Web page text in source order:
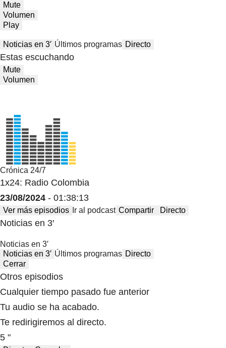
Mute
Volumen
Play
Noticias en 3′ Últimos programas Directo
Estas escuchando
Mute
Volumen
Crónica 24/7
1x24: Radio Colombia
23/08/2024 - 01:38:13
Ver más episodios Ir al podcast Compartir Directo
Noticias en 3′
Noticias en 3′
Noticias en 3′ Últimos programas Directo
Cerrar
Otros episodios
Cualquier tiempo pasado fue anterior
Tu audio se ha acabado.
Te redirigiremos al directo.
5 "